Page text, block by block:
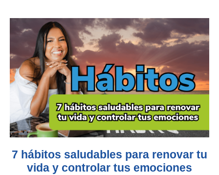
7 hábitos saludables para renovar tu
vida y controlar tus emociones